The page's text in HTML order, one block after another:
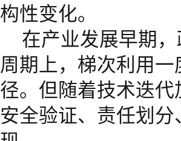
构性变化。
在产业发展早期
周期上，梯次利用
径。但随着技术迭
安全验证、责任划